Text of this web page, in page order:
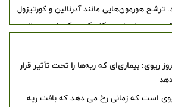
ترشح هورمون‌هایی مانند آدرنالین و کورتیزول
در بدن ایجاد می‌کند که ممکن است سلامت
در این مقاله به بررسی اثرات استرس بر دستگاه
آن پرداخته و راهکارهایی مؤثر برای
می‌شود.
ریوی: بیماری‌ای که ریه‌ها را تحت تأثیر قرار
است که زمانی رخ می دهد که بافت ریه